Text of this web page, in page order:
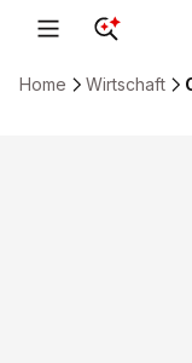
Home Wirtschaft